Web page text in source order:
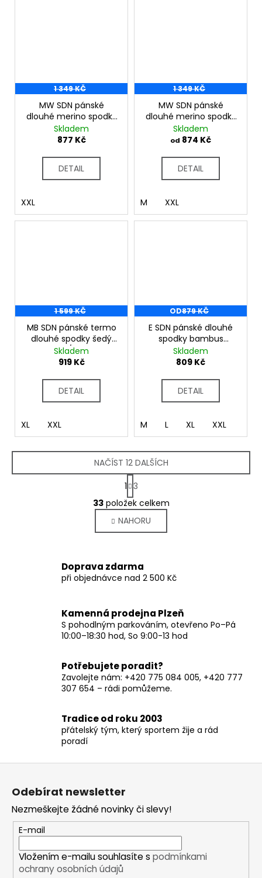
1 349 KČ
MW SDN pánské
dlouhé merino spodky
šedý melír
Skladem
877 Kč
DETAIL
XXL
1 349 KČ
MW SDN pánské
dlouhé merino spodky
petrol melír
Skladem
od 874 Kč
DETAIL
M XXL
1 599 KČ
MB SDN pánské termo
dlouhé spodky šedý
melír/petrol
Skladem
919 Kč
DETAIL
XL XXL
OD879 KČ
E SDN pánské dlouhé
spodky bambus
zelená
Skladem
809 Kč
DETAIL
M L XL XXL
O
v
l
á
a
c
r
v
k
v
ý
p
s
u
NAČÍST 12 DALŠÍCH
S
t
r
á
n
k
á
n
1 3
33položek celkem
NAHORU
Doprava zdarma
při objednávce nad 2 500 Kč
Kamenná prodejna Plzeň
S pohodlným parkováním, otevřeno Po–Pá
10:00–18:30 hod, So 9:00-13 hod
Potřebujete poradit?
Zavolejte nám: +420 775 084 005, +420 777
307 654 – rádi pomůžeme.
Tradice od roku 2003
přátelský tým, který sportem žije a rád
poradí
Odebírat newsletter
Nezmeškejte žádné novinky či slevy!
E-mail
Vložením e-mailu souhlasíte s podmínkami
ochrany osobních údajů